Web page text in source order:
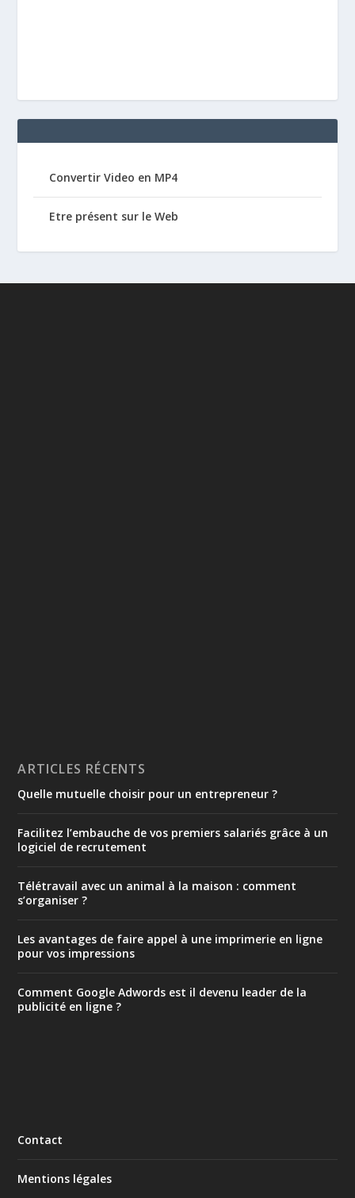
Convertir Video en MP4
Etre présent sur le Web
ARTICLES RÉCENTS
Quelle mutuelle choisir pour un entrepreneur ?
Facilitez l’embauche de vos premiers salariés grâce à un
logiciel de recrutement
Télétravail avec un animal à la maison : comment
s’organiser ?
Les avantages de faire appel à une imprimerie en ligne
pour vos impressions
Comment Google Adwords est il devenu leader de la
publicité en ligne ?
Contact
Mentions légales